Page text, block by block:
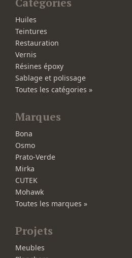
Huiles
Teintures
Restauration
Vernis
Résines époxy
Sablage et polissage
Toutes les catégories »
Marques
Bona
Osmo
Prato-Verde
Mirka
CUTEK
Mohawk
Toutes les marques »
Projets
Meubles